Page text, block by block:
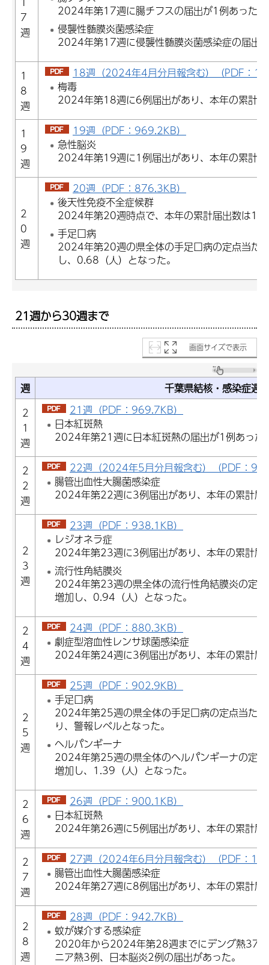
7
週
2024年第17週に腸チフスの届出が1例あった。
侵襲性髄膜炎菌感染症
2024年第17週に侵襲性髄膜炎菌感染症の届出
1
8
週
18週（2024年4月分月報含む）（PDF：
梅毒
2024年第18週に6例届出があり、本年の累計
1
9
週
19週（PDF：969.2KB）
急性脳炎
2024年第19週に1例届出があり、本年の累計
2
0
週
20週（PDF：876.3KB）
後天性免疫不全症候群
2024年第20週時点で、本年の累計届出数は14
手足口病
2024年第20週の県全体の手足口病の定点当た
し、0.68（人）となった。
21週から30週まで
画面サイズで表示
週
千葉県結核・感染症週
2
1
週
21週（PDF：969.7KB）
日本紅斑熱
2024年第21週に日本紅斑熱の届出が1例あった
2
2
週
22週（2024年5月分月報含む）（PDF：
腸管出血性大腸菌感染症
2024年第22週に3例届出があり、本年の累計届
2
3
週
23週（PDF：938.1KB）
レジオネラ症
2024年第23週に3例届出があり、本年の累計届
流行性角結膜炎
2024年第23週の県全体の流行性角結膜炎の定
増加し、0.94（人）となった。
2
4
週
24週（PDF：880.3KB）
劇症型溶血性レンサ球菌感染症
2024年第24週に3例届出があり、本年の累計届
2
5
週
25週（PDF：902.9KB）
手足口病
2024年第25週の県全体の手足口病の定点当た
り、警報レベルとなった。
ヘルパンギーナ
2024年第25週の県全体のヘルパンギーナの定
増加し、1.39（人）となった。
2
6
週
26週（PDF：900.1KB）
日本紅斑熱
2024年第26週に5例届出があり、本年の累計届
2
7
週
27週（2024年6月分月報含む）（PDF：
腸管出血性大腸菌感染症
2024年第27週に8例届出があり、本年の累計届
2
8
週
28週（PDF：942.7KB）
蚊が媒介する感染症
2020年から2024年第28週までにデング熱37
ニア熱3例、日本脳炎2例の届出があった。